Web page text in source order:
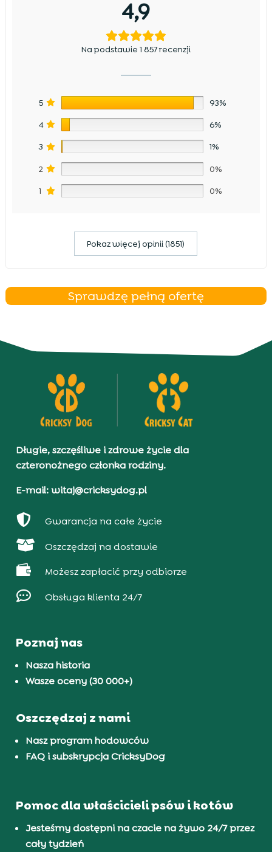
4,9
Na podstawie 1 857 recenzji
5 93%
4 6%
3 1%
2 0%
1 0%
Pokaz więcej opinii (1851)
Sprawdzę pełną ofertę
Długie, szczęśliwe i zdrowe życie dla
czteronożnego członka rodziny.
E-mail: witaj@cricksydog.pl
 Gwarancja na całe życie
 Oszczędzaj na dostawie
 Możesz zapłacić przy odbiorze
 Obsługa klienta 24/7
Poznaj nas
Nasza historia
Wasze oceny (30 000+)
Oszczędzaj z nami
Nasz program hodowców
FAQ i subskrypcja CricksyDog
Pomoc dla właścicieli psów i kotów
Jesteśmy dostępni na czacie na żywo 24/7 przez
cały tydzień